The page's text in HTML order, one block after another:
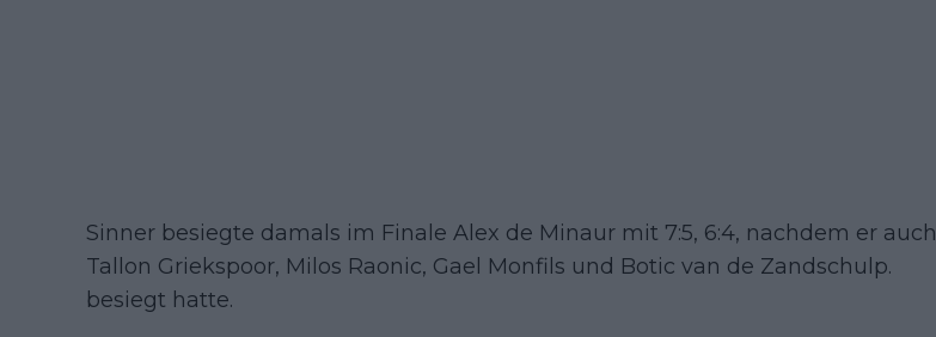
Sinner besiegte damals im Finale Alex de Minaur mit 7:5, 6:4, nachdem er auch
Tallon Griekspoor, Milos Raonic, Gael Monfils und Botic van de Zandschulp.
besiegt hatte.